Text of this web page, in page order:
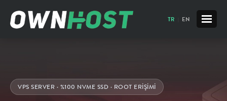
TR EN
VPS SERVER · %100 NVME SSD · ROOT ERIŞIMI